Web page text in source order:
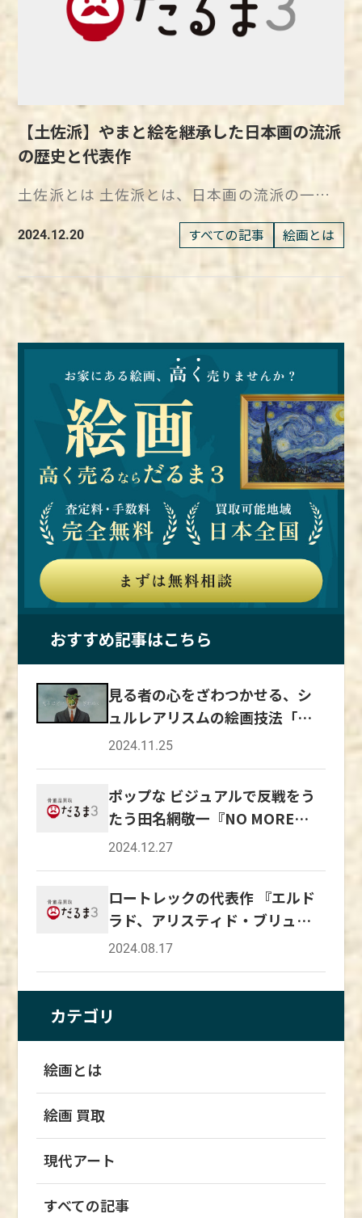
の魅力を直接体感する旅に出てみてはいかがで
しょうか。
ど、田名網が少年時代に夢中になった文化的な
影響も、多くの作品にちりばめられているでし
ら、深い戦争体験に根ざした田名網の作品は、
どこかシュールで心に残る魅力を持っているの
です。 社会的メッセージが込められたポップ
アート『NO MORE WAR』シリーズ 今回ご紹
介した田名網敬一の『NO MORE WAR』シリー
ズは、ポップアートの手法を取り入れながら
も、彼自身の戦争体験やアメリカ文化への強い
影響を反映した作品です。 反戦というテーマ
に込められたメッセージは、時代を超えて多く
の人々の心に響き続けています。 田名網がシ
ルクスクリーンという技術を駆使しながら表現
したビジュアルは、単なるアート作品ではな
く、彼の生き様や記憶が具現化されたものでも
あります。 ポップでありながらも深い社会的
なメッセージを持つ彼の作品は、現代において
もその価値が再評価されているのです。
自信を持ち、全精力を注ぎ込んだ結果、サイン
を入れる余力も残さなかったといわれていま
の木が立っています。 くねる幹に実をたわわ
に付け、尖った葉を四方八方に伸ばしたその姿
は、生命力の象徴のようです。 葉の色は青か
ら緑まで幅広く使い分けられ、その細やかな表
現が、自然の神秘的な命の力を強く感じさせま
す。 アダンの葉の細部にわたる描写は、生き
生きとしており、自然の力強さを感じさせてく
れるでしょう。 その背後には、海の漣が穏や
かに寄せ、遠くには空に立ち込める巨大な雲が
広がっています。 金色に輝くその空は、まる
で遥か彼方の彼岸から届く光を暗示するかのよ
うで、画面全体に崇高で神聖な雰囲気をもたら
しています。 金色の輝きが、自然の美しさと
同時に、精神的な深遠さをも表現しているので
す。 『アダンの海辺』は美術の教科書の表紙
にも採用された 『アダンの海辺』は、中学校
の美術の教科書の表紙にも採用されるほど、そ
の美しさが広く認められています。 自他とも
に認める作品のできばえであり、一村はこの作
品を生涯手放すことはありませんでした。 そ
の思い入れの深さは、作品が彼の心の中でどれ
ほど重要なものであったかを物語っています。
生涯奄美の自然を愛した田中一村の作品『アダ
ンの海辺』 『アダンの海辺』は、ただの絵画
感じた生命の神秘を描き出した、彼の情熱と感
受性を集結させた芸術作品です。 観る者に、奄
美の自然の美しさとその奥深さを鮮烈に伝える
『アダンの海辺』は、田中一村の心の中に息づ
く自然への愛と、彼の芸術家としての魂が込め
られた、傑作といえるでしょう。 一村は、本
作以外にも奄美を題材にした作品を多く描いて
います。 ほかの作品も鑑賞してみると、より一
村の奄美への愛情が伝わってくるかもしれませ
ん。 一村とその作品たちについての理解をよ
り深めたいと感じた方は、ぜひご自身の眼で直
接鑑賞してみてください。
告を超えて、アートとしての価値を持つように
なり、特に『ムーラン・ルージュの舞踏会』は
品 『ムーラン・ルージュの舞踏会』は、1889
年に制作され、パリのムーラン・ルージュのオ
ープニングを宣伝するためのものでした。 19
世紀末のパリは、社交界や娯楽が盛んであり、
特にムーラン・ルージュはその象徴的な存在で
した。 シェレは、この新しいエンターテイン
メントの流行を捉え、ポスターを通じて大衆に
アピールしたのです。 彼の作品は、当時の
人々の生活や文化を反映しており、ポスターが
広告媒体としてだけでなく、アートとしても評
価されるようになった時代背景があります。
シェレのポスターには、陽気で優雅な女性たち
が中心に描かれ、動きのある構図が特徴です。
彼が描く女性は「シェレット」と呼ばれるよう
になり、このキャラクターを用いて、大衆が親
しみやすいイメージを提供しました。 このス
タイルは、彼のポスターが広く受け入れられる
要因となりました。 多色リトグラフ技術を確
立したジュール・シェレ シェレは、赤、青、
黄の三色を使用した多色リトグラフ技術を確立
しました。 この技術により、ポスターはより
鮮やかで視覚的に魅力的なものとなり、広告と
しての効果が飛躍的に向上したといえます。
彼の作品は、色彩の豊かさと大胆なデザインで
知られ、当時の人々の目を引くことに成功しま
した。 シェレは、ポスターのレイアウトや活
字デザイン、配色においても革新をもたらして
躍動感あふれるキャラクターを特徴としてお
り、これによりポスターが単なる広告媒体から
レックやアルフォンス・ミュシャに大きな影響
を与えました。 彼らもまた、シェレのスタイ
ルを取り入れ、ポスターアートをさらに発展さ
重要な役割を果たし、広告の表現方法を変える
だけでなく、アートとしての地位を確立するこ
とにも寄与したのです。 彼の影響は、今日の
残っています。 19世紀末のパリの華やかさを
堪能できる『ムーラン・ルージュの舞踏会』
シェレの作品は、ムーラン・ルージュの華やか
映し出しています。 『ムーラン・ルージュの
舞踏会』は、19世紀末のパリの文化や社会、
そして新たなエンターテインメントの流行を象
徴する作品です。 シェレが切り開いたポスタ
ーアートの道は、今日まで続くアートと広告の
ています。 この作品を通じて、パリの華やかな
郭、大寺院などの多くの場所の大きな障壁画か
ら扇面といった小画面まで、あらゆるジャンル
といわれています。 戦国時代が終わり、江戸幕
府がスタートして社会が安定すると、狩野家は
幕府から障壁画制作の依頼を受けるようになっ
ていきました。 正信は、一門の絵師を引き連
れて作品を制作するようになり、のちに狩野派
と呼ばれる集団を形成するようになるのです。
正信の実の子であり、狩野派の2代目当主とな
った狩野元信は、幅広い層の制作依頼に応える
ために、工房で絵画を制作するスタイルを確立
させました。 真・行・草の3様式を定め、門下
に学ばせることで、一定の画力や技術を担保
し、制作依頼を受注するシステムを作り上げて
いきました。 粉本・筆法を忠実に学び400年活
動し続ける 狩野派は、中国の水墨画由来の漢
画様式に、日本の伝統的なやまと絵の表現を取
り入れ、狩野派独自のスタイルを確立していき
ます。 漢画は、筆の輪郭線を重視し、色は淡
彩な特徴があり、やまと絵は、細い輪郭線に濃
い絵の具を塗る特徴があります。 2つの異なる
手法を上手く取り入れた狩野派スタイルを門下
に引き継ぐために、手本となる粉本が作成され
ました。 粉本とは、絵師が絵を制作するとき
に参考とする古画の模写や写生帖のことです。
ときに狩野派は、お手本を写すだけで絵師の個
筆や模写をきっちりと学ぶ狩野派の教育スタイ
ルは、絵師がベースとなる画力を付けるために
重要な役割を果たしています。 京狩野の誕生
室町時代から桃山時代の政権の中心は京都にあ
ったため、狩野派も京都を拠点に活動していま
した。 しかし、豊臣秀吉から徳川家康に政権
が移るタイミングで、狩野派のほとんどが江戸
に拠点を移しましたが、一部の狩野派は京都に
とどまり、のちに京狩野と呼ばれるようになり
探幽が幕府御用絵師となり、豊臣家に仕えてい
た狩野永徳の一番弟子である山楽は、京都に残
る形となったのです。 狩野派で活躍した絵師
幕府の御用絵師として約400年間活躍し続けた
狩野派には、個性豊かな絵師が多く存在してい
絵師として活動していました。 それまでの幕
府の御用絵師は、禅の修行を積んだ画僧と呼ば
れる絵師たちが務めてきましたが、正信は僧の
絵師に任命されたのです。 前代未聞の大抜擢
で、絵師として人気を確立していきました。
当時の幕府では中国人画家のスタイルが流行し
ており、中国風作品の依頼が多くあり、正信は
ました。 客層を拡大した狩野元信 狩野元信
【土佐派】やまと絵を継承した日本画の流派
の歴史と代表作
土佐派とは 土佐派とは、日本画の流派の一つ
で、やまと絵を継承しています。 やまと絵と
は、平安時代前期に唐絵と呼ばれる中国由来の
絵画で、日本に伝わってから独自の発展を遂げ
てきた世俗画です。 土佐派は、室町時代の前
期に活躍した宮廷絵師の藤原行広が始まりとい
われています。 その後、土佐光信によって土
佐派は、画派としての地位を確立していきまし
た。 光信は、宮廷や社寺に所属して絵画制作
していた宮廷絵所のリーダーのような存在であ
る絵所預にまでのぼりつめました。 狩野派の
下請け業者同然まで衰退 土佐派は、室町時代
から江戸時代にかけての約400年にわたり、日
本画壇の頂点に君臨していた狩野派と同時期に
誕生した流派です。 歴史ある画派の一つです
が、一時は衰退の一途をたどったこともありま
した。 室町時代の終わりごろ、土佐光信直系
の孫である土佐光元が、但馬攻めで戦死してし
まい、土佐派は絵所預の地位を失ってしまいま
す。 織田信長と豊臣秀吉が中央政権を握って
いた織豊政権の時代になると、狩野派が目覚ま
しい活躍をみせ、土佐派の勢いは減速していき
うな地位まで衰退していました。 土佐派の再
興 一時は衰退した土佐派でしたが、江戸時代
に入ると土佐光吉の後継者である土佐光則が、
派は再興され、以後幕末までその地位を維持し
続けました。 派生流派「住吉派」の誕生 土佐
派には、住吉派と呼ばれる派生流派がありま
す。 江戸時代、土佐光吉・光則の門人であっ
た土佐広通が、後西天皇の名を受け、鎌倉中期
の画家である摂津国住吉の慶忍の流派を再興す
るために、住吉姓の名乗ったのが住吉派の始ま
りといわれています。 広通は住吉姓となって
からは、住吉如慶の名で活動していました。
如慶の長男である住吉具慶が活動していた時
代、江戸に招かれ幕末まで幕府に仕えました。
す。 土佐派の画風 土佐派の描く絵画は、丁寧
で繊細な表現が特徴で、四季の自然やその中で
生きる人や生き物を美しく描いた日本の伝統的
な絵画様式であるやまと絵を継承しています。
朝廷の御用絵師の立場にあった土佐派は、浮世
絵に対して否定的な意見を持っていましたが、
一方で浮世絵師たちにとって土佐派が描いてき
2024.12.20 すべての記事 絵画とは
おすすめ記事はこちら
見る者の心をざわつかせる、シ
ュルレアリスムの絵画技法「デ
ペイズマン」
2024.11.25
ポップな ビジュアルで反戦をう
たう田名網敬一『NO MORE
WAR』シリーズ
2024.12.27
ロートレックの代表作 『エルド
ラド、アリスティド・ブリュア
ン、彼のキャバレにて』は日本
2024.08.17
カテゴリ
絵画とは
絵画 買取
現代アート
すべての記事